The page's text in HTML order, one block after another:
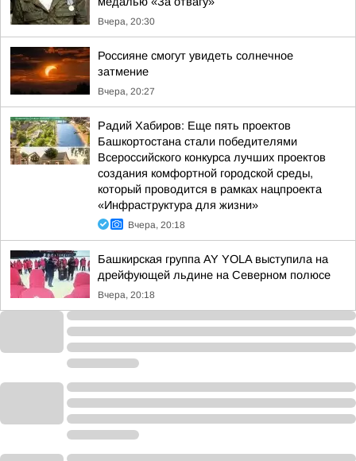
Вчера, 20:30
Россияне смогут увидеть солнечное
затмение
Вчера, 20:27
Радий Хабиров: Еще пять проектов
Башкортостана стали победителями
Всероссийского конкурса лучших проектов
создания комфортной городской среды,
который проводится в рамках нацпроекта
«Инфраструктура для жизни»
Вчера, 20:18
Башкирская группа AY YOLA выступила на
дрейфующей льдине на Северном полюсе
Вчера, 20:18